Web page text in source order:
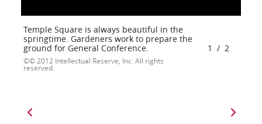
Temple Square is always beautiful in the
springtime. Gardeners work to prepare the
ground for General Conference.
© 2012 Intellectual Reserve, Inc. All rights
reserved.
1 / 2